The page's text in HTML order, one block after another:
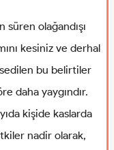
süren olağandışı
kesiniz ve derhal
bu belirtiler
daha yaygındır.
kişide kaslarda
nadir olarak,